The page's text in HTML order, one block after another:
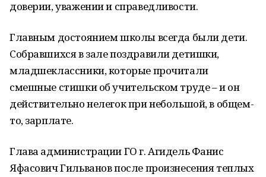
доверии, уважении и справедливости.
Главным достоянием школы всегда были дети.
Собравшихся в зале поздравили детишки,
младшеклассники, которые прочитали
смешные стишки об учительском труде – и он
действительно нелегок при небольшой, в общем-
то, зарплате.
Глава администрации ГО г. Агидель Фанис
Яфасович Гильванов после произнесения теплых